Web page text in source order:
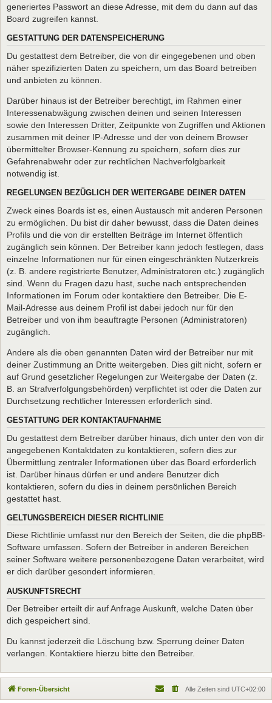
generiertes Passwort an diese Adresse, mit dem du dann auf das
Board zugreifen kannst.
GESTATTUNG DER DATENSPEICHERUNG
Du gestattest dem Betreiber, die von dir eingegebenen und oben
näher spezifizierten Daten zu speichern, um das Board betreiben
und anbieten zu können.
Darüber hinaus ist der Betreiber berechtigt, im Rahmen einer
Interessenabwägung zwischen deinen und seinen Interessen
sowie den Interessen Dritter, Zeitpunkte von Zugriffen und Aktionen
zusammen mit deiner IP-Adresse und der von deinem Browser
übermittelter Browser-Kennung zu speichern, sofern dies zur
Gefahrenabwehr oder zur rechtlichen Nachverfolgbarkeit
notwendig ist.
REGELUNGEN BEZÜGLICH DER WEITERGABE DEINER DATEN
Zweck eines Boards ist es, einen Austausch mit anderen Personen
zu ermöglichen. Du bist dir daher bewusst, dass die Daten deines
Profils und die von dir erstellten Beiträge im Internet öffentlich
zugänglich sein können. Der Betreiber kann jedoch festlegen, dass
einzelne Informationen nur für einen eingeschränkten Nutzerkreis
(z. B. andere registrierte Benutzer, Administratoren etc.) zugänglich
sind. Wenn du Fragen dazu hast, suche nach entsprechenden
Informationen im Forum oder kontaktiere den Betreiber. Die E-
Mail-Adresse aus deinem Profil ist dabei jedoch nur für den
Betreiber und von ihm beauftragte Personen (Administratoren)
zugänglich.
Andere als die oben genannten Daten wird der Betreiber nur mit
deiner Zustimmung an Dritte weitergeben. Dies gilt nicht, sofern er
auf Grund gesetzlicher Regelungen zur Weitergabe der Daten (z.
B. an Strafverfolgungsbehörden) verpflichtet ist oder die Daten zur
Durchsetzung rechtlicher Interessen erforderlich sind.
GESTATTUNG DER KONTAKTAUFNAHME
Du gestattest dem Betreiber darüber hinaus, dich unter den von dir
angegebenen Kontaktdaten zu kontaktieren, sofern dies zur
Übermittlung zentraler Informationen über das Board erforderlich
ist. Darüber hinaus dürfen er und andere Benutzer dich
kontaktieren, sofern du dies in deinem persönlichen Bereich
gestattet hast.
GELTUNGSBEREICH DIESER RICHTLINIE
Diese Richtlinie umfasst nur den Bereich der Seiten, die die phpBB-
Software umfassen. Sofern der Betreiber in anderen Bereichen
seiner Software weitere personenbezogene Daten verarbeitet, wird
er dich darüber gesondert informieren.
AUSKUNFTSRECHT
Der Betreiber erteilt dir auf Anfrage Auskunft, welche Daten über
dich gespeichert sind.
Du kannst jederzeit die Löschung bzw. Sperrung deiner Daten
verlangen. Kontaktiere hierzu bitte den Betreiber.
Foren-Übersicht Alle Zeiten sind UTC+02:00